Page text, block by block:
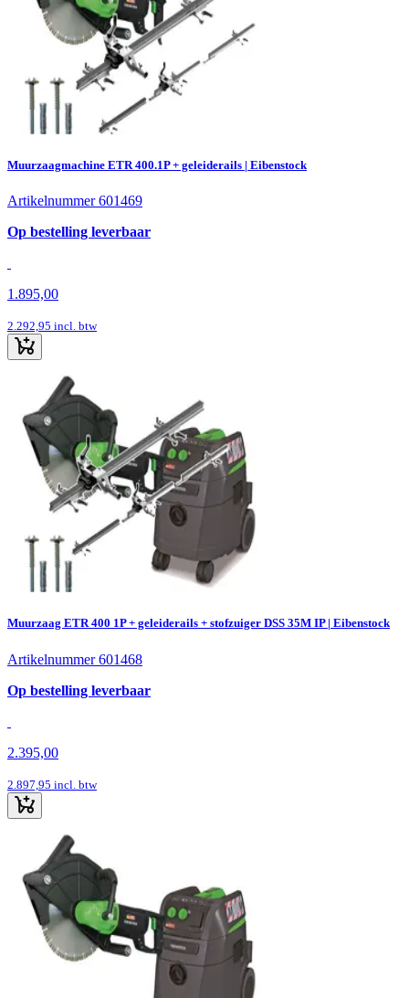
Muurzaagmachine ETR 400.1P + geleiderails | Eibenstock
Artikelnummer 601469
Op bestelling leverbaar
1.895,00
2.292,95 incl. btw
Muurzaag ETR 400 1P + geleiderails + stofzuiger DSS 35M IP | Eibenstock
Artikelnummer 601468
Op bestelling leverbaar
2.395,00
2.897,95 incl. btw